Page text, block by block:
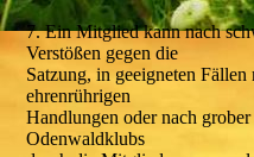
7. Ein Mitglied kann nach
Verstößen gegen die
Satzung, in geeigneten
ehrenrührigen
Handlungen oder nach
Odenwaldklubs